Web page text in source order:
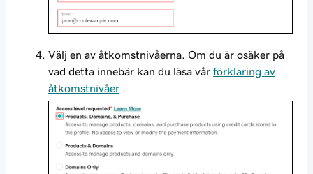
Välj en av åtkomstnivåerna. Om du är osäker på
vad detta innebär kan du läsa vår förklaring av
åtkomstnivåer